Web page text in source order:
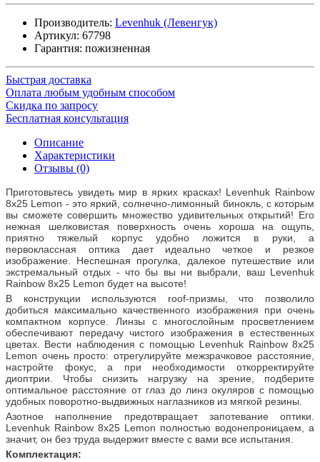
Производитель: Levenhuk (Левенгук)
Артикул: 67798
Гарантия: пожизненная
Быстрая доставка
Оплата любым удобным способом
Скидка по запросу
Бесплатная консультация
Описание
Характеристики
Отзывы (0)
Приготовьтесь увидеть мир в ярких красках! Levenhuk Rainbow
8x25 Lemon - это яркий, солнечно-лимонный бинокль, с которым
вы сможете совершить множество удивительных открытий! Его
нежная шелковистая поверхность очень хороша на ощупь,
приятно тяжелый корпус удобно ложится в руки, а
первоклассная оптика дает идеально четкое и резкое
изображение. Неспешная прогулка, далекое путешествие или
экстремальный отдых - что бы вы ни выбрали, ваш Levenhuk
Rainbow 8x25 Lemon будет на высоте!
В конструкции используются roof-призмы, что позволило
добиться максимально качественного изображения при очень
компактном корпусе. Линзы с многослойным просветлением
обеспечивают передачу чистого изображения в естественных
цветах. Вести наблюдения с помощью Levenhuk Rainbow 8x25
Lemon очень просто: отрегулируйте межзрачковое расстояние,
настройте фокус, а при необходимости откорректируйте
диоптрии. Чтобы снизить нагрузку на зрение, подберите
оптимальное расстояние от глаз до линз окуляров с помощью
удобных поворотно-выдвижных наглазников из мягкой резины.
Азотное наполнение предотвращает запотевание оптики.
Levenhuk Rainbow 8x25 Lemon полностью водонепроницаем, а
значит, он без труда выдержит вместе с вами все испытания.
Комплектация: